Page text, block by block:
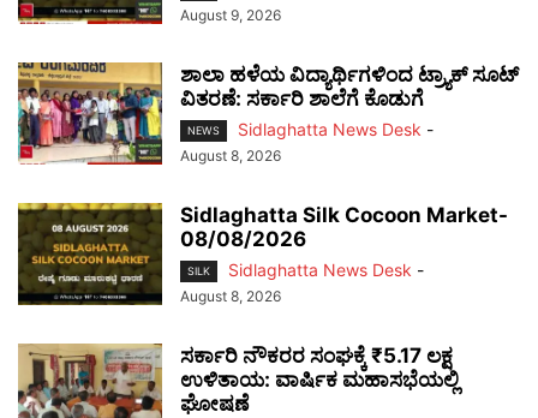
August 9, 2026
ಶಾಲಾ ಹಳೆಯ ವಿದ್ಯಾರ್ಥಿಗಳಿಂದ ಟ್ರ್ಯಾಕ್‌ ಸೂಟ್
ವಿತರಣೆ: ಸರ್ಕಾರಿ ಶಾಲೆಗೆ ಕೊಡುಗೆ
NEWS Sidlaghatta News Desk -
August 8, 2026
Sidlaghatta Silk Cocoon Market-
08/08/2026
SILK Sidlaghatta News Desk -
August 8, 2026
ಸರ್ಕಾರಿ ನೌಕರರ ಸಂಘಕ್ಕೆ ₹5.17 ಲಕ್ಷ
ಉಳಿತಾಯ: ವಾರ್ಷಿಕ ಮಹಾಸಭೆಯಲ್ಲಿ
ಘೋಷಣೆ